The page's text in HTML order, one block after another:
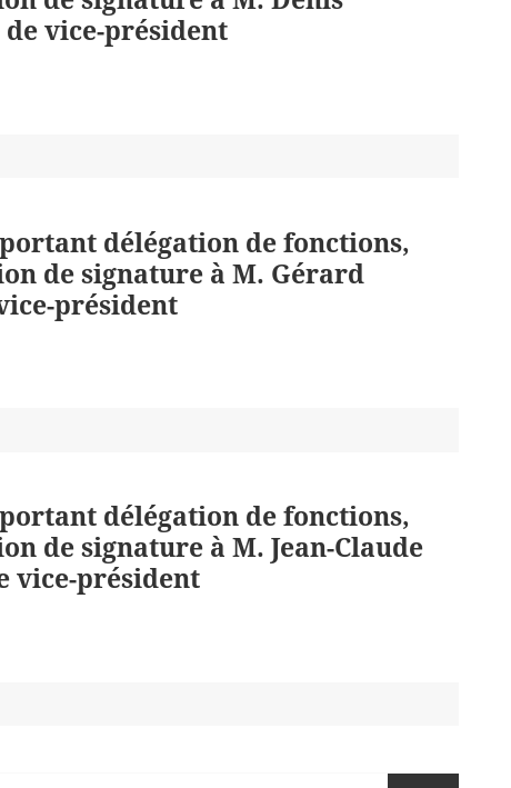
vice-président
délégation de fonctions,
de signature à M. Gérard
président
délégation de fonctions,
de signature à M. Jean-Claude
vice-président